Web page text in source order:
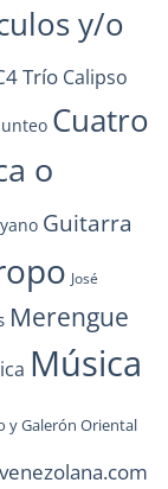
y/o
Trío Calipso
Cuatro
o
Guitarra
José
Merengue
Música
y Galerón Oriental